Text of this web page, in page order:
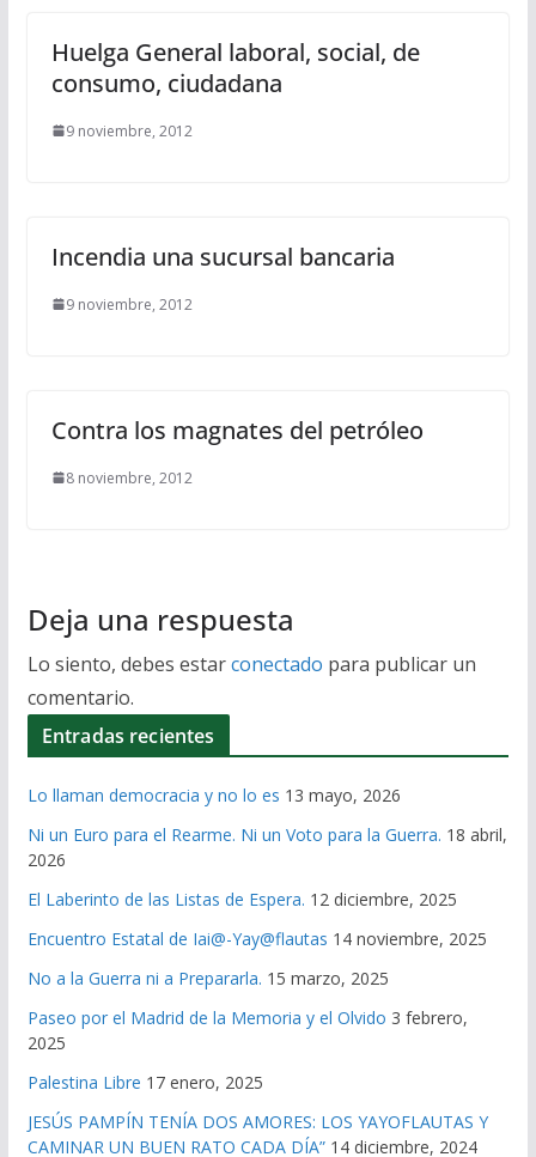
Huelga General laboral, social, de
consumo, ciudadana
9 noviembre, 2012
Incendia una sucursal bancaria
9 noviembre, 2012
Contra los magnates del petróleo
8 noviembre, 2012
Deja una respuesta
Lo siento, debes estarconectado para publicar un
comentario.
Entradas recientes
Lo llaman democracia y no lo es 13 mayo, 2026
Ni un Euro para el Rearme. Ni un Voto para la Guerra. 18 abril,
2026
El Laberinto de las Listas de Espera. 12 diciembre, 2025
Encuentro Estatal de Iai@-Yay@flautas 14 noviembre, 2025
No a la Guerra ni a Prepararla. 15 marzo, 2025
Paseo por el Madrid de la Memoria y el Olvido 3 febrero,
2025
Palestina Libre 17 enero, 2025
JESÚS PAMPÍN TENÍA DOS AMORES: LOS YAYOFLAUTAS Y
CAMINAR UN BUEN RATO CADA DÍA” 14 diciembre, 2024